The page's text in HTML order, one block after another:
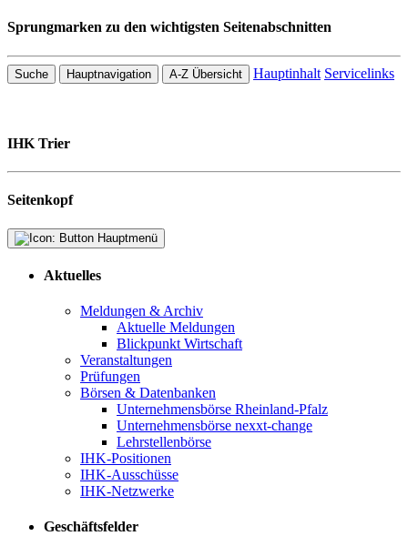
Sprungmarken zu den wichtigsten Seitenabschnitten
Suche Hauptnavigation A-Z Übersicht Hauptinhalt Servicelinks
IHK Trier
Seitenkopf
Aktuelles
Meldungen & Archiv
Aktuelle Meldungen
Blickpunkt Wirtschaft
Veranstaltungen
Prüfungen
Börsen & Datenbanken
Unternehmensbörse Rheinland-Pfalz
Unternehmensbörse nexxt-change
Lehrstellenbörse
IHK-Positionen
IHK-Ausschüsse
IHK-Netzwerke
Geschäftsfelder